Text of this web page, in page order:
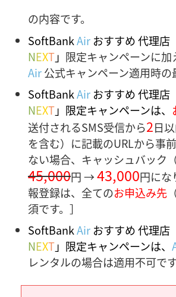
の内容です。
SoftBankAir おすすめ 代理店
NEXT」 限定キャンペーンに加
Air公式キャンペーン適用時の
SoftBankAir おすすめ 代理店
NEXT」限定キャンペーンは、
送付されるSMS受信から2日
を含む）に記載のURLから事
ない場合、キャッシュバック
45,000円 →43,000円にな
報登録は、全てのお申込み先
須です。］
SoftBankAir おすすめ 代理店
NEXT」限定キャンペーンは、
レンタルの場合は適用不可です